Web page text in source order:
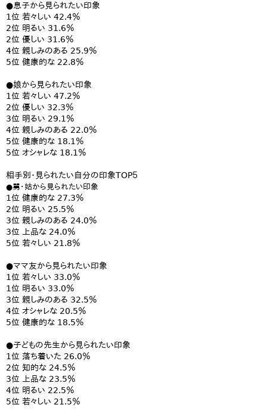
●息子から見られたい印象
1位 若々しい 42.4％
2位 明るい 31.6％
2位 優しい 31.6％
4位 親しみのある 25.9％
5位 健康的な 22.8％
●娘から見られたい印象
1位 若々しい 47.2％
2位 優しい 32.3％
3位 明るい 29.1％
4位 親しみのある 22.0％
5位 健康的な 18.1％
5位 オシャレな 18.1％
相手別・見られたい自分の印象TOP５
●舅・姑から見られたい印象
1位 健康的な 27.3％
2位 明るい 25.5％
3位 親しみのある 24.0％
3位 上品な 24.0％
5位 若々しい 21.8％
●ママ友から見られたい印象
1位 若々しい 33.0％
1位 明るい 33.0％
3位 親しみのある 32.5％
4位 オシャレな 20.5％
5位 健康的な 18.5％
●子どもの先生から見られたい印象
1位 落ち着いた 26.0％
2位 知的な 24.5％
3位 上品な 23.5％
4位 明るい 22.5％
5位 若々しい 21.5％